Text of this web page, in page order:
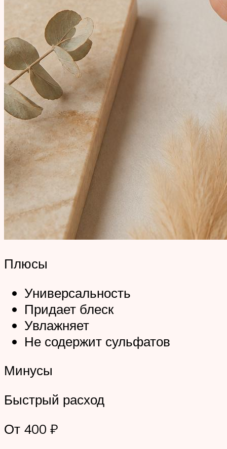
Плюсы
Универсальность
Придает блеск
Увлажняет
Не содержит сульфатов
Минусы
Быстрый расход
От 400 ₽